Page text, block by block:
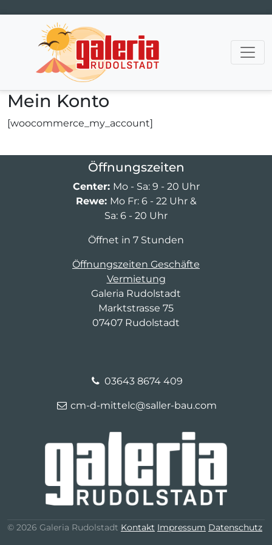
Hauptnavigation
Mein Konto
[woocommerce_my_account]
Öffnungszeiten
Center: Mo - Sa: 9 - 20 Uhr
Rewe: Mo Fr: 6 - 22 Uhr &
Sa: 6 - 20 Uhr
Öffnet in 7 Stunden
Öffnungszeiten Geschäfte
Vermietung
Galeria Rudolstadt
Marktstrasse 75
07407 Rudolstadt
03643 8674 409
cm-d-mittelc@saller-bau.com
© 2026 Galeria Rudolstadt Kontakt Impressum Datenschutz